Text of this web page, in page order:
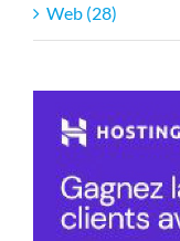
Web (28)